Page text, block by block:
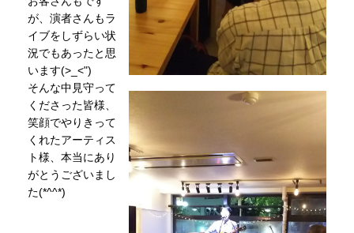
が、演者さんもラ
イブをしずらい状
況でもあったと思
います(>_<")
そんな中見守って
くださった皆様、
笑顔でやりきって
くれたアーティス
ト様、本当にあり
がとうございまし
た(*^^*)